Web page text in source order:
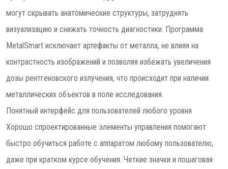
могут скрывать анатомические структуры, затруднять
визуализацию и снижать точность диагностики. Программа
MetalSmart исключает артефакты от металла, не влияя на
контрастность изображений и позволяя избежать увеличения
дозы рентгеновского излучения, что происходит при наличии
металлических объектов в поле исследования.
Понятный интерфейс для пользователей любого уровня
Хорошо спроектированные элементы управления помогают
быстро обучиться работе с аппаратом любому пользователю,
даже при кратком курсе обучения. Четкие значки и пошаговая